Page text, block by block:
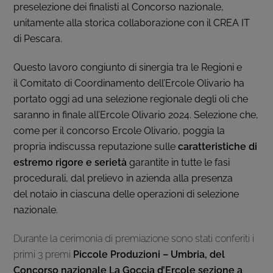
preselezione dei finalisti al Concorso nazionale,
unitamente alla storica collaborazione con il CREA IT
di Pescara.
Questo lavoro congiunto di sinergia tra le Regioni e
il Comitato di Coordinamento dell’Ercole Olivario ha
portato oggi ad una selezione regionale degli oli che
saranno in finale all’Ercole Olivario 2024. Selezione che,
come per il concorso Ercole Olivario, poggia la
propria indiscussa reputazione sullecaratteristiche di
estremo rigore e serietàgarantite in tutte le fasi
procedurali, dal prelievo in azienda alla presenza
del notaio in ciascuna delle operazioni di selezione
nazionale.
Durante la cerimonia di premiazione sono stati conferiti i
primi 3 premi Piccole Produzioni – Umbria, del
Concorso nazionale La Goccia d’Ercole sezione a